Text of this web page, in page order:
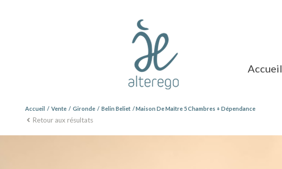
accueil
Accueil Vente Gironde Belin Beliet Maison De Maître 5 Chambres + Dépendance
Retour aux résultats